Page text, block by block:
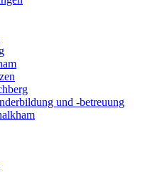
und -betreuung